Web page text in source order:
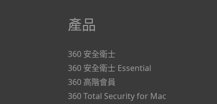
產品
360 安全衛士
360 安全衛士 Essential
360 高階會員
360 Total Security for Mac